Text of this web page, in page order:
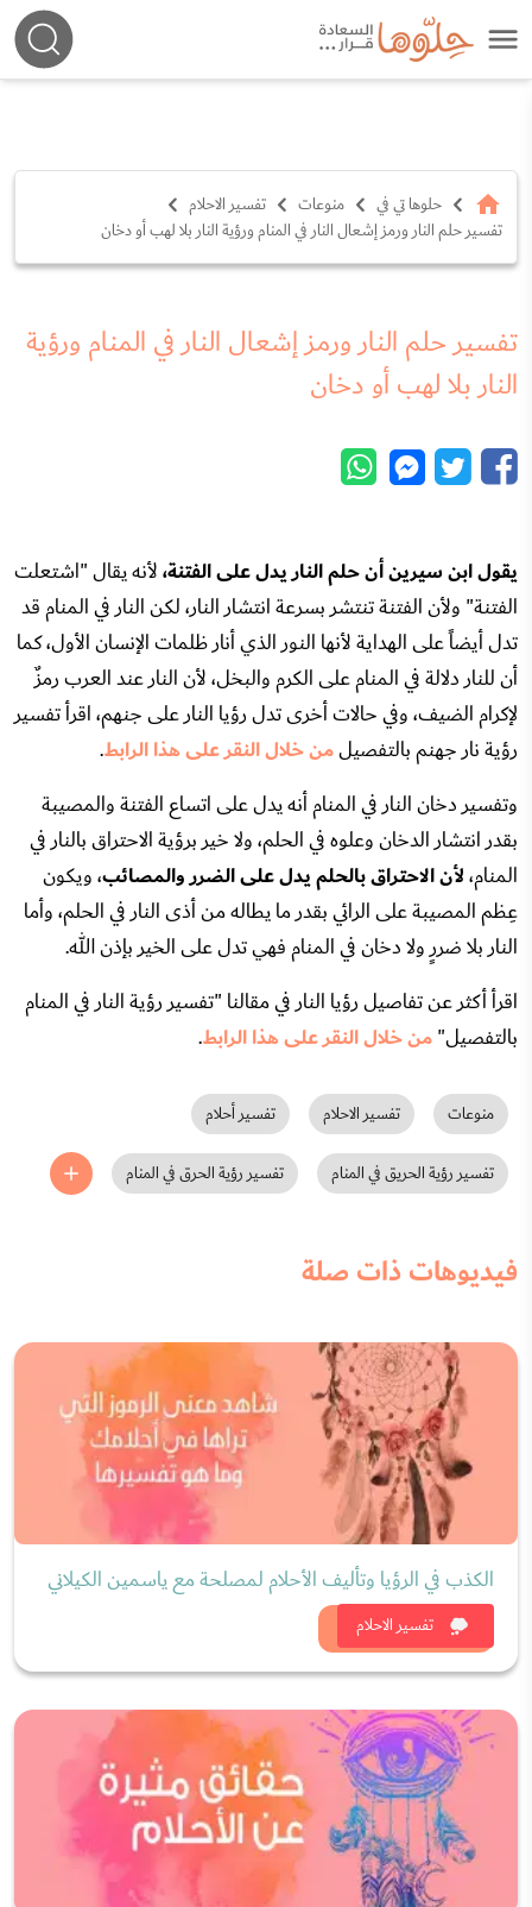
حلوها تي في منوعات
تفسير الاحلام
تفسير حلم النار ورمز إشعال النار في المنام ورؤية النار بلا لهب أو دخان
تفسير حلم النار ورمز إشعال النار في المنام ورؤية
النار بلا لهب أو دخان
يقول ابن سيرين أن حلم النار يدل على الفتنة،لأنه يقال "اشتعلت
الفتنة" ولأن الفتنة تنتشر بسرعة انتشار النار، لكن النار في المنام قد
تدل أيضاً على الهداية لأنها النور الذي أنار ظلمات الإنسان الأول، كما
أن للنار دلالة في المنام على الكرم والبخل، لأن النار عند العرب رمزٌ
لإكرام الضيف، وفي حالات أخرى تدل رؤيا النار على جنهم، اقرأ تفسير
رؤية نار جهنم بالتفصيلمن خلال النقر على هذا الرابط.
وتفسير دخان النار في المنام أنه يدل على اتساع الفتنة والمصيبة
بقدر انتشار الدخان وعلوه في الحلم، ولا خير برؤية الاحتراق بالنار في
المنام،لأن الاحتراق بالحلم يدل على الضرر والمصائب، ويكون
عِظم المصيبة على الرائي بقدر ما يطاله من أذى النار في الحلم، وأما
النار بلا ضررٍ ولا دخان في المنام فهي تدل على الخير بإذن الله.
اقرأ أكثر عن تفاصيل رؤيا النار في مقالنا "تفسير رؤية النار في المنام
بالتفصيل"من خلال النقر على هذا الرابط.
منوعات تفسير الاحلام تفسير أحلام
تفسير رؤية الحريق في المنام تفسير رؤية الحرق في المنام
فيديوهات ذات صلة
تفسير الاحلام
الكذب في الرؤيا وتأليف الأحلام لمصلحة مع ياسمين الكيلاني
شاهد الان